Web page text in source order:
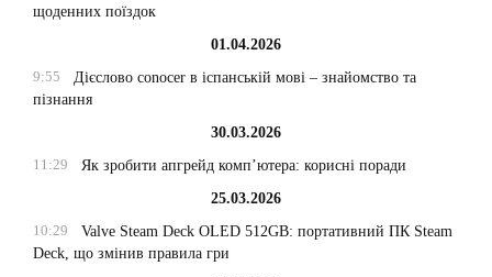
щоденних поїздок
01.04.2026
9:55
Дієслово conocer в іспанській мові – знайомство та
пізнання
30.03.2026
11:29
Як зробити апгрейд комп’ютера: корисні поради
25.03.2026
10:29
Valve Steam Deck OLED 512GB: портативний ПК Steam
Deck, що змінив правила гри